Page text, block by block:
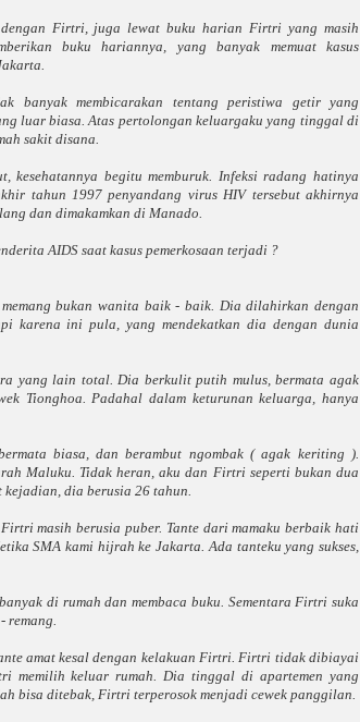
Firtri, juga lewat buku harian Firtri yang masih
buku hariannya, yang banyak memuat kasus
banyak membicarakan tentang peristiwa getir yang
luar biasa. Atas pertolongan keluargaku yang tinggal di
sakit disana.
kesehatannya begitu memburuk. Infeksi radang hatinya
tahun 1997 penyandang virus HIV tersebut akhirnya
dan dimakamkan di Manado.
AIDS saat kasus pemerkosaan terjadi ?
bukan wanita baik - baik. Dia dilahirkan dengan
karena ini pula, yang mendekatkan dia dengan dunia
yang lain total. Dia berkulit putih mulus, bermata agak
Tionghoa. Padahal dalam keturunan keluarga, hanya
biasa, dan berambut ngombak ( agak keriting ).
Maluku. Tidak heran, aku dan Firtri seperti bukan dua
dia berusia 26 tahun.
masih berusia puber. Tante dari mamaku berbaik hati
SMA kami hijrah ke Jakarta. Ada tanteku yang sukses,
di rumah dan membaca buku. Sementara Firtri suka
remang.
amat kesal dengan kelakuan Firtri. Firtri tidak dibiayai
memilih keluar rumah. Dia tinggal di apartemen yang
bisa ditebak, Firtri terperosok menjadi cewek panggilan.